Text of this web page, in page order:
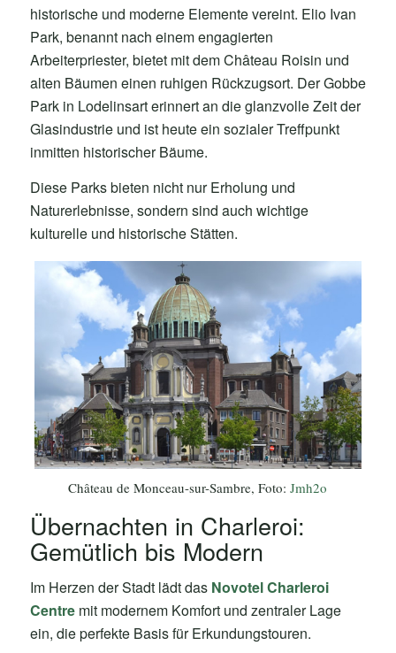
historische und moderne Elemente vereint. Elio Ivan
Park, benannt nach einem engagierten
Arbeiterpriester, bietet mit dem Château Roisin und
alten Bäumen einen ruhigen Rückzugsort. Der Gobbe
Park in Lodelinsart erinnert an die glanzvolle Zeit der
Glasindustrie und ist heute ein sozialer Treffpunkt
inmitten historischer Bäume.
Diese Parks bieten nicht nur Erholung und
Naturerlebnisse, sondern sind auch wichtige
kulturelle und historische Stätten.
Château de Monceau-sur-Sambre, Foto:Jmh2o
Übernachten in Charleroi:
Gemütlich bis Modern
Im Herzen der Stadt lädt das Novotel Charleroi
Centremit modernem Komfort und zentraler Lage
ein, die perfekte Basis für Erkundungstouren.